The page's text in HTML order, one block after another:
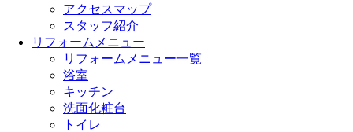
アクセスマップ
スタッフ紹介
リフォームメニュー
リフォームメニュー一覧
浴室
キッチン
洗面化粧台
トイレ